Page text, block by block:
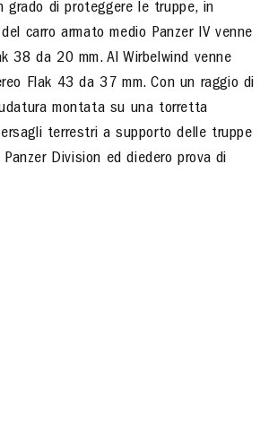
grado di proteggere le truppe, in
carro armato medio Panzer IV venne
38 da 20 mm. Al Wirbelwind venne
Flak 43 da 37 mm. Con un raggio di
montata su una torretta
terrestri a supporto delle truppe
Division ed diedero prova di